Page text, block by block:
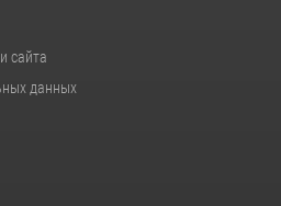
сайта
данных